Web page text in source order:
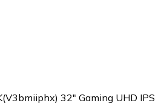
32" Gaming UHD IPS